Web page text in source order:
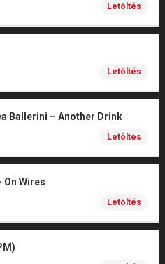
Letöltés
Letöltés
Ballerini – Another Drink
Letöltés
On Wires
Letöltés